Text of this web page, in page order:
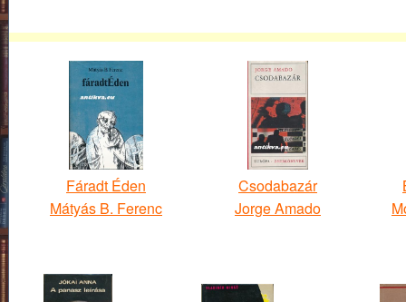
Fáradt Éden
Mátyás B. Ferenc
Csodabazár
Jorge Amado